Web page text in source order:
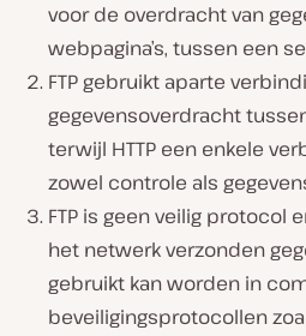
voor de overdracht van
webpagina’s, tussen een
FTP gebruikt aparte
gegevensoverdracht
terwijl HTTP een enkele
zowel controle als
FTP is geen veilig protocol
het netwerk verzonden
gebruikt kan worden in
beveiligingsprotocollen